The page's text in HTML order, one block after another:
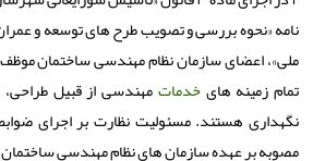
نامه «نحوه بررسی و تصویب طرح های توسعه و عمران
ملی»، اعضای سازمان نظام مهندسی ساختمان
تمام زمینه هایخدماتمهندسی از قبیل طراحی،
نگهداری هستند. مسئولیت نظارت بر اجرای
مصوبه بر عهده سازمان های نظام مهندسی ساختمان